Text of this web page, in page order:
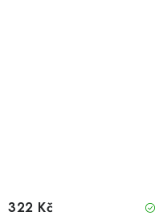
322 Kč